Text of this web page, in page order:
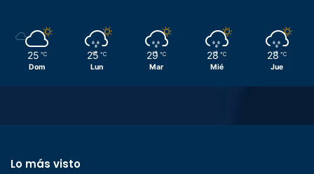
25 ℃
Dom
25 ℃
Lun
29 ℃
Mar
28 ℃
Mié
28 ℃
Jue
Lo más visto